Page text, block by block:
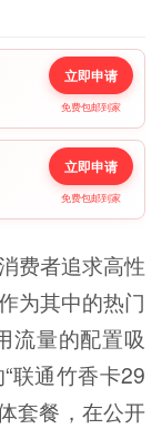
立即申请
免费包邮到家
立即申请
免费包邮到家
费者追求高性
为其中的热门
流量的配置吸
联通竹香卡29
套餐，在公开